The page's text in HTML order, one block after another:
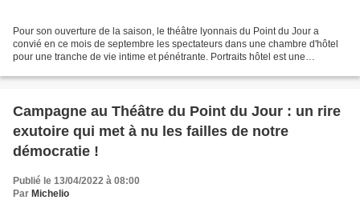
Pour son ouverture de la saison, le théâtre lyonnais du Point du Jour a
convié en ce mois de septembre les spectateurs dans une chambre d'hôtel
pour une tranche de vie intime et pénétrante. Portraits hôtel est une
Campagne au Théâtre du Point du Jour : un rire
exutoire qui met à nu les failles de notre
démocratie !
Publié le 13/04/2022 à 08:00
Par Michelio